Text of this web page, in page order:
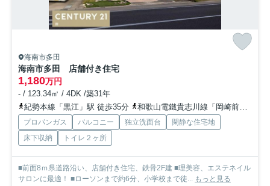
海南市多田
海南市多田 店舗付き住宅
1,180万円
- / 123.34㎡ / 4DK /築31年
紀勢本線「黒江」駅 徒歩35分
和歌山電鐵貴志川線「岡崎前」駅 徒歩42分
プロパンガス バルコニー 独立洗面台
閑静な住宅地
床下収納
トイレ２ヶ所
■前面8ｍ県道路沿い、店舗付き住宅、鉄骨2F建 ■理美容、エステネイル
サロンに最適！ ■ローソンまで約6分、小学校まで徒... もっと見る